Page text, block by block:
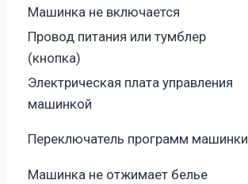
Машинка не включается
Провод питания или тумблер
(кнопка)
Электрическая плата управления
машинкой
Переключатель программ машинки
Машинка не отжимает белье